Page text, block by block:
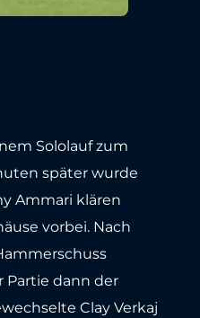
Sololauf zum
später wurde
Ammari klären
vorbei. Nach
Partie dann der
Clay Verkaj